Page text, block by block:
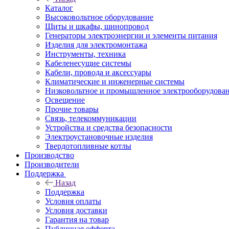
Каталог
Высоковольтное оборудование
Щиты и шкафы, шинопровод
Генераторы электроэнергии и элементы питания
Изделия для электромонтажа
Инструменты, техника
Кабеленесущие системы
Кабели, провода и аксессуары
Климатические и инженерные системы
Низковольтное и промышленное
Освещение
Прочие товары
Связь, телекоммуникации
Устройства и средства безопасности
Электроустановочные изделия
Твердотопливные котлы
Производство
Производители
Поддержка
Назад
Поддержка
Условия оплаты
Условия доставки
Гарантия на товар